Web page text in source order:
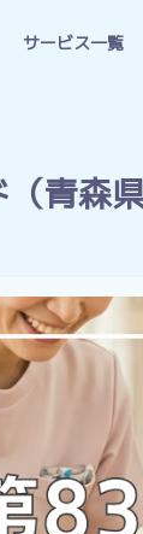
サービス一覧
青森